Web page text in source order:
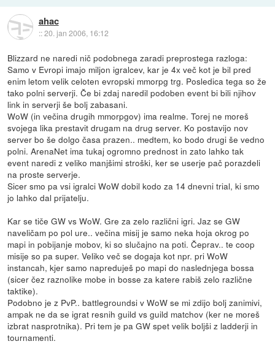
ahac
::20. jan 2006, 16:12
Blizzard ne naredi nič podobnega zaradi preprostega razloga:
Samo v Evropi imajo miljon igralcev, kar je 4x več kot je bil pred
enim letom velik celoten evropski mmorpg trg. Posledica tega so že
tako polni serverji. Če bi zdaj naredil podoben event bi bili njihov
link in serverji še bolj zabasani.
WoW (in večina drugih mmorpgov) ima realme. Torej ne moreš
svojega lika prestavit drugam na drug server. Ko postavijo nov
server bo še dolgo časa prazen.. medtem, ko bodo drugi še vedno
polni. ArenaNet ima tukaj ogromno prednost in zato lahko tak
event naredi z veliko manjšimi stroški, ker se userje pač porazdeli
na proste serverje.
Sicer smo pa vsi igralci WoW dobil kodo za 14 dnevni trial, ki smo
jo lahko dal prijatelju.
Kar se tiče GW vs WoW. Gre za zelo različni igri. Jaz se GW
naveličam po pol ure.. večina misij je samo neka hoja okrog po
mapi in pobijanje mobov, ki so slučajno na poti. Čeprav.. te coop
misije so pa super. Veliko več se dogaja kot npr. pri WoW
instancah, kjer samo napreduješ po mapi do naslednjega bossa
(sicer čez raznolike mobe in bosse za katere rabiš zelo različne
taktike).
Podobno je z PvP.. battlegroundsi v WoW se mi zdijo bolj zanimivi,
ampak ne da se igrat resnih guild vs guild matchov (ker ne moreš
izbrat nasprotnika). Pri tem je pa GW spet velik boljši z ladderji in
tournamenti.